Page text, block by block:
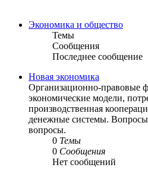
Экономика и общество
Темы
Сообщения
Последнее сообщение
Новая экономика
Организационно-правовые
экономические модели,
производственная
денежные системы.
вопросы.
0 Темы
0 Сообщения
Нет сообщений